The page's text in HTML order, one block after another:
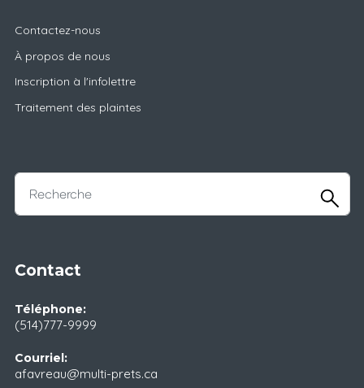
Contactez-nous
À propos de nous
Inscription à l'infolettre
Traitement des plaintes
Contact
Téléphone:
(514)777-9999
Courriel:
afavreau@multi-prets.ca